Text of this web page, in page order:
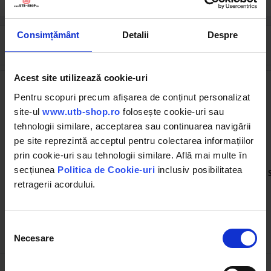
Consimțământ Detalii Despre
Acest site utilizează cookie-uri
Pentru scopuri precum afișarea de conținut personalizat
site-ul www.utb-shop.ro folosește cookie-uri sau
tehnologii similare, acceptarea sau continuarea navigării
pe site reprezintă acceptul pentru colectarea informațiilor
prin cookie-uri sau tehnologii similare. Află mai multe în
secțiunea Politica de Cookie-uri inclusiv posibilitatea
retragerii acordului.
consimțământului
Necesare
Cumpărate frecvent împreună
UTB101.31.089
Plaz scurt A cu cioc 10 mm
grosime
(2)
86.00 RON
BK83001
Spray cu vaselina lichida
(132)